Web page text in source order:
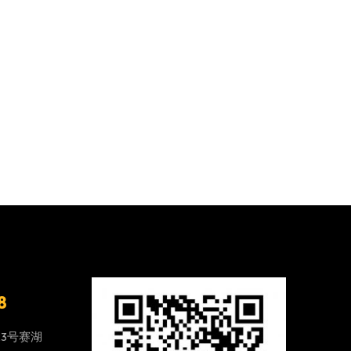
号赛湖